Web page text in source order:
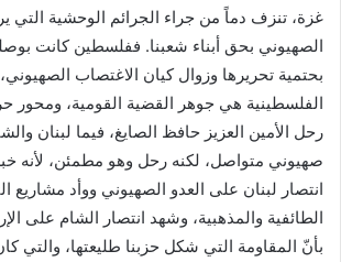
غزة، تنزف دماً من جراء الجرائم الوحشية التي
الصهيوني بحق أبناء شعبنا. ففلسطين كانت
بحتمية تحريرها وزوال كيان الاغتصاب
الفلسطينية هي جوهر القضية القومية، ومحور
رحل الأمين العزيز حافظ الصايغ، فيما لبنان
صهيوني متواصل، لكنه رحل وهو مطمئن، لأنه
انتصار لبنان على العدو الصهيوني ووأد مشاريع
الطائفية والمذهبية، وشهد انتصار الشام على
بأنّ المقاومة التي شكل حزبنا طليعتها، والتي